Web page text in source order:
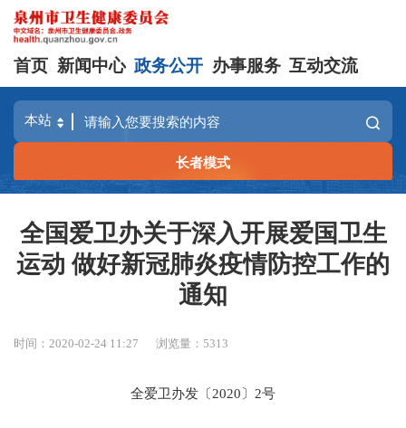
首页 新闻中心 政务公开 办事服务 互动交流
长者模式
全国爱卫办关于深入开展爱国卫生
运动 做好新冠肺炎疫情防控工作的
通知
时间：2020-02-24 11:27 浏览量：5313
全爱卫办发〔2020〕2号